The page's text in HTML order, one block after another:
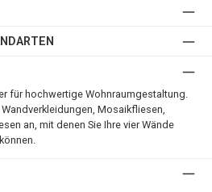
für hochwertige Wohnraumgestaltung.
Mosaikfliesen,
an, mit denen Sie Ihre vier Wände